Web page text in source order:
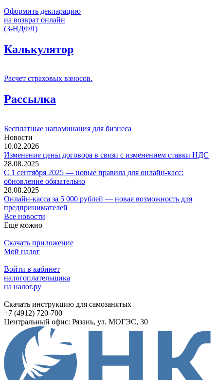
Оформить декларацию
на возврат онлайн
(3-НДФЛ)
Калькулятор
Расчет страховых взносов.
Рассылка
Бесплатные напоминания для бизнеса
Новости
10.02.2026
Изменение цены договора в связи с изменением ставки НДС
28.08.2025
С 1 сентября 2025 — новые правила для онлайн-касс:
обновление обязательно
28.08.2025
Онлайн-касса за 5 000 рублей — новая возможность для
предпринимателей
Все новости
Ещё можно
Скачать приложение
Мой налог
Войти в кабинет
налогоплательщика
на налог.ру
Скачать инструкцию для самозанятых
+7 (4912) 720-700
Центральный офис: Рязань, ул. МОГЭС, 30